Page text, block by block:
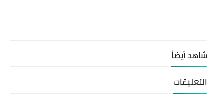
شاهد أيضاً
التعليقات